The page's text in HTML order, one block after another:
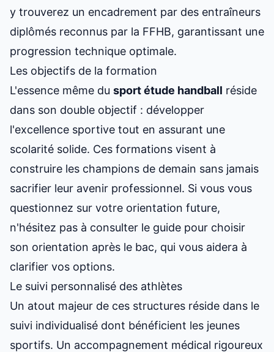
y trouverez un encadrement par des entraîneurs
diplômés reconnus par la FFHB, garantissant une
progression technique optimale.
Les objectifs de la formation
L'essence même du sport étude handball réside
dans son double objectif : développer
l'excellence sportive tout en assurant une
scolarité solide. Ces formations visent à
construire les champions de demain sans jamais
sacrifier leur avenir professionnel. Si vous vous
questionnez sur votre orientation future,
n'hésitez pas à consulter le guide pour choisir
son orientation après le bac, qui vous aidera à
clarifier vos options.
Le suivi personnalisé des athlètes
Un atout majeur de ces structures réside dans le
suivi individualisé dont bénéficient les jeunes
sportifs. Un accompagnement médical rigoureux